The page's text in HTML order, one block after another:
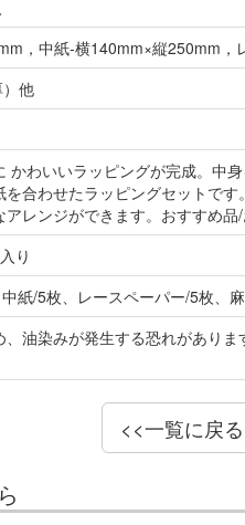
，中紙-横140mm×縦250mm
他
かわいいラッピングが完成。中
合わせたラッピングセットで
レンジができます。おすすめ
り
紙/5枚、レースペーパー/5枚、
油染みが発生する恐れがあり
<<一覧に戻る